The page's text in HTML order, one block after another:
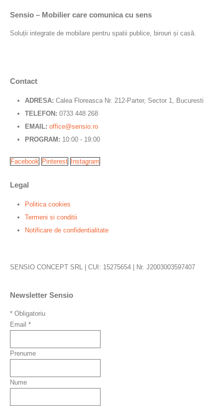
Sensio – Mobilier care comunica cu sens
Soluții integrate de mobilare pentru spatii publice, birouri și casă.
Contact
ADRESA: Calea Floreasca Nr. 212-Parter, Sector 1, Bucuresti
TELEFON: 0733 448 268
EMAIL: office@sensio.ro
PROGRAM: 10:00 - 19:00
Facebook Pinterest Instagram
Legal
Politica cookies
Termeni si conditii
Notificare de confidentialitate
SENSIO CONCEPT SRL | CUI: 15275654 | Nr. J2003003597407
Newsletter Sensio
* Obligatoriu
Email *
Prenume
Nume